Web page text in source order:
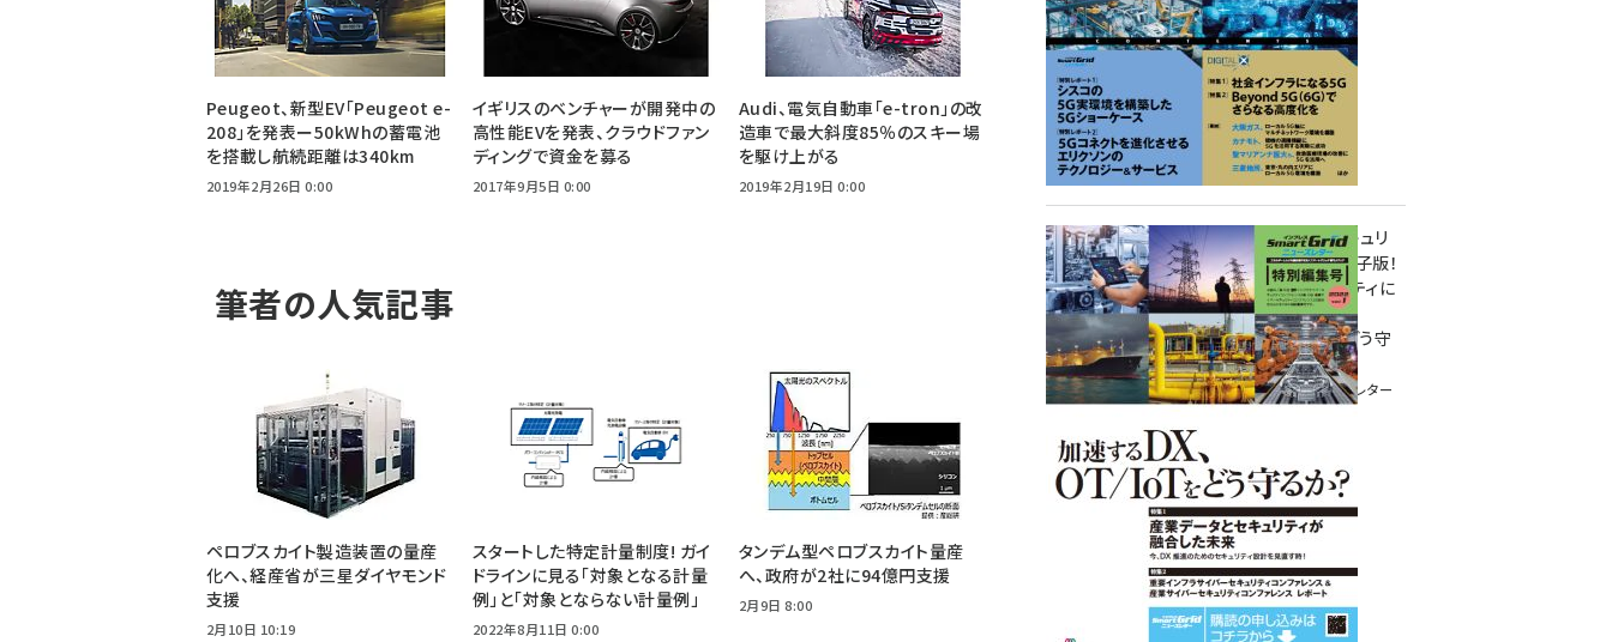
Peugeot、新型EV「Peugeot e-
208」を発表ー50kWhの蓄電池
を搭載し航続距離は340km
2019年2月26日 0:00
イギリスのベンチャーが開発中の
高性能EVを発表、クラウドファン
ディングで資金を募る
2017年9月5日 0:00
Audi、電気自動車「e-tron」の改
造車で最大斜度85％のスキー場
を駆け上がる
2019年2月19日 0:00
筆者の人気記事
ペロブスカイト製造装置の量産
化へ、経産省が三星ダイヤモンド
支援
2月10日 10:19
スタートした特定計量制度! ガイ
ドラインに見る「対象となる計量
例」と「対象とならない計量例」
2022年8月11日 0:00
タンデム型ペロブスカイト量産
へ、政府が2社に94億円支援
2月9日 8:00
重要インフラサイバーセキュリ
ティコンファレンス特別電子版！
― 産業サイバーセキュリティに
関わる全ての方へ！ ―
加速するDX、OT/IoTをどう守
るか？
インプレス SmartGridニューズレター